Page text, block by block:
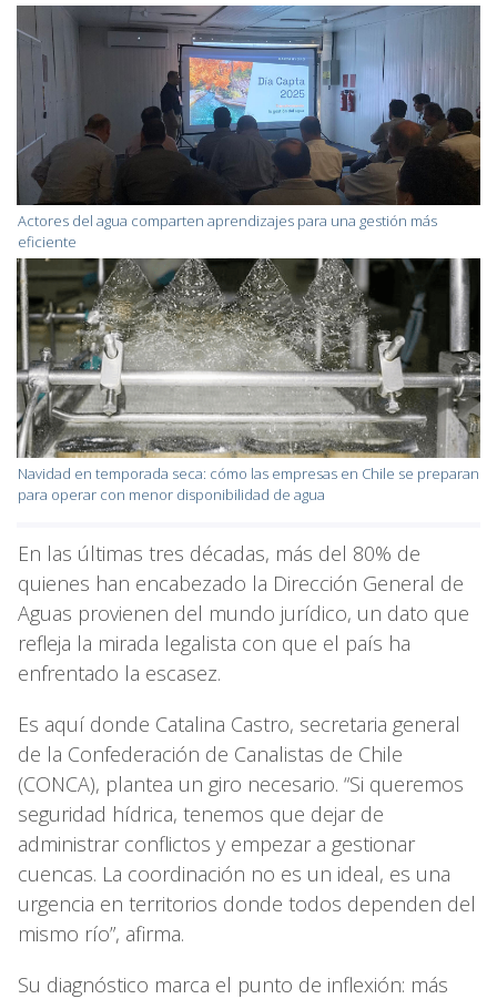
Actores del agua comparten aprendizajes para una gestión más
eficiente
Navidad en temporada seca: cómo las empresas en Chile se preparan
para operar con menor disponibilidad de agua
En las últimas tres décadas, más del 80% de
quienes han encabezado la Dirección General de
Aguas provienen del mundo jurídico, un dato que
refleja la mirada legalista con que el país ha
enfrentado la escasez.
Es aquí donde Catalina Castro, secretaria general
de la Confederación de Canalistas de Chile
(CONCA), plantea un giro necesario. “Si queremos
seguridad hídrica, tenemos que dejar de
administrar conflictos y empezar a gestionar
cuencas. La coordinación no es un ideal, es una
urgencia en territorios donde todos dependen del
mismo río”, afirma.
Su diagnóstico marca el punto de inflexión: más